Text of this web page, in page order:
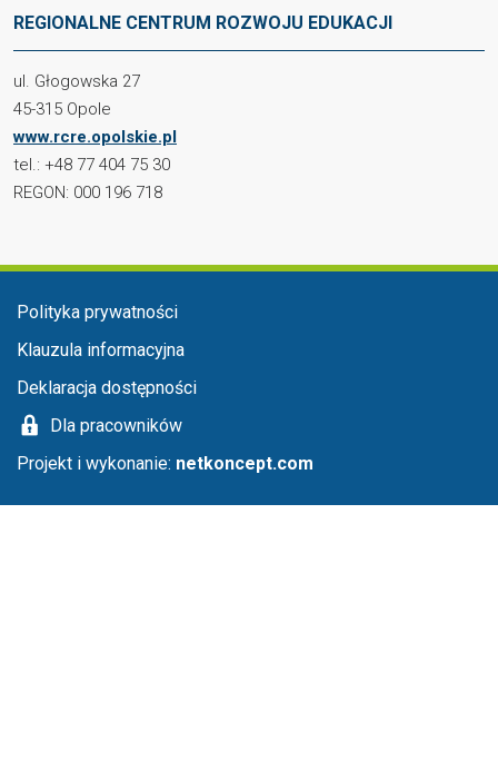
REGIONALNE CENTRUM ROZWOJU EDUKACJI
ul. Głogowska 27
45-315 Opole
www.rcre.opolskie.pl
tel.: +48 77 404 75 30
REGON: 000 196 718
Menu stopka
Polityka prywatności
Klauzula informacyjna
Deklaracja dostępności
Dla pracowników
Projekt i wykonanie: netkoncept.com